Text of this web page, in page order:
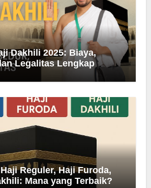
Dakhili 2025: Biaya,
Legalitas Lengkap
Reguler, Haji Furoda,
Mana yang Terbaik?